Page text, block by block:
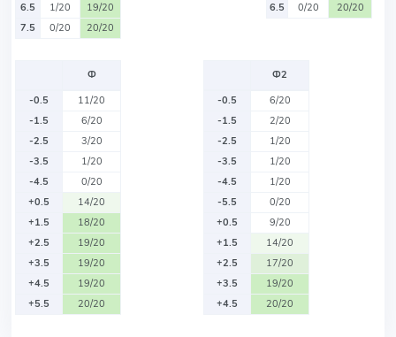
6.5
1/20
19/20
7.5
0/20 20/20
6.5
0/20 20/20
Ф
-0.5
11/20
-1.5
6/20
-2.5
3/20
-3.5
1/20
-4.5
0/20
+0.5
14/20
+1.5
18/20
+2.5
19/20
+3.5
19/20
+4.5
19/20
+5.5
20/20
Ф2
-0.5
6/20
-1.5
2/20
-2.5
1/20
-3.5
1/20
-4.5
1/20
-5.5
0/20
+0.5
9/20
+1.5
14/20
+2.5
17/20
+3.5
19/20
+4.5
20/20